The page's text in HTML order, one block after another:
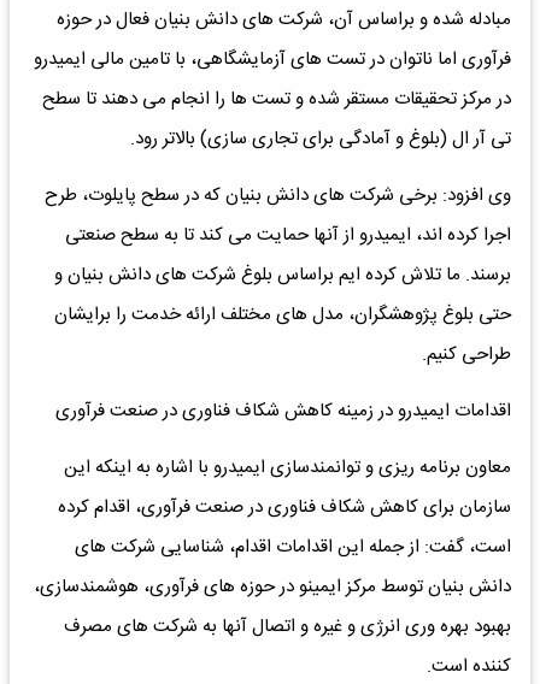
مبادله شده و براساس آن، شرکت های دانش بنیان فعال در حوزه
فرآوری اما ناتوان در تست های آزمایشگاهی، با تامین مالی ایمیدرو
در مرکز تحقیقات مستقر شده و تست ها را انجام می دهند تا سطح
تی آر ال (بلوغ و آمادگی برای تجاری سازی) بالاتر رود.
وی افزود: برخی شرکت های دانش بنیان که در سطح پایلوت، طرح
اجرا کرده اند، ایمیدرو از آنها حمایت می کند تا به سطح صنعتی
برسند. ما تلاش کرده ایم براساس بلوغ شرکت های دانش بنیان و
حتی بلوغ پژوهشگران، مدل های مختلف ارائه خدمت را برایشان
طراحی کنیم.
اقدامات ایمیدرو در زمینه کاهش شکاف فناوری در صنعت فرآوری
معاون برنامه ریزی و توانمندسازی ایمیدرو با اشاره به اینکه این
سازمان برای کاهش شکاف فناوری در صنعت فرآوری، اقدام کرده
است، گفت: از جمله این اقدامات اقدام، شناسایی شرکت های
دانش بنیان توسط مرکز ایمینو در حوزه های فرآوری، هوشمندسازی،
بهبود بهره وری انرژی و غیره و اتصال آنها به شرکت های مصرف
کننده است.